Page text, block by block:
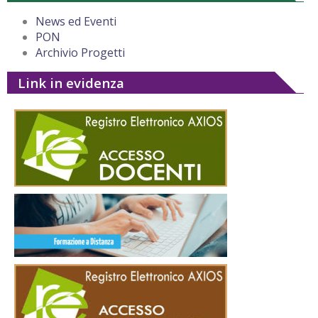
News ed Eventi
PON
Archivio Progetti
Link in evidenza